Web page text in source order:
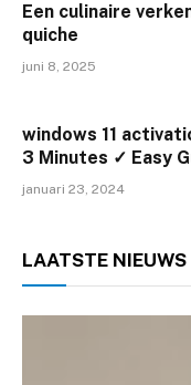
Een culinaire
quiche
juni 8, 2025
windows 11
3 Minutes ✓ Easy
januari 23, 2024
LAATSTE NIEUWS